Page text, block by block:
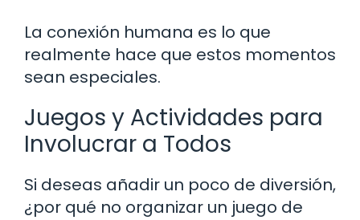
La conexión humana es lo que
realmente hace que estos momentos
sean especiales.
Juegos y Actividades para
Involucrar a Todos
Si deseas añadir un poco de diversión,
¿por qué no organizar un juego de